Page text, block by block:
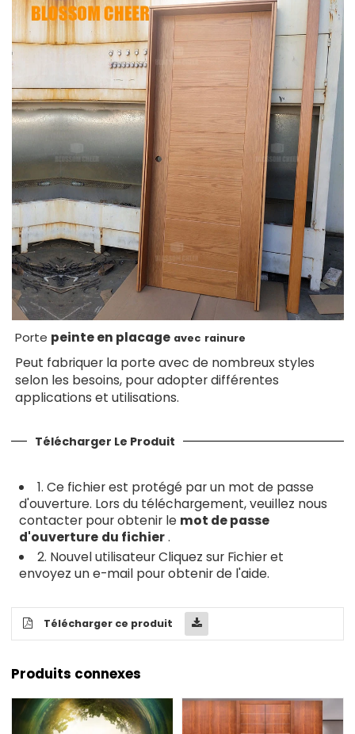
Porte peinte en placage avec rainure
Peut fabriquer la porte avec de nombreux styles
selon les besoins, pour adopter différentes
applications et utilisations.
Télécharger Le Produit
1. Ce fichier est protégé par un mot de passe
d'ouverture. Lors du téléchargement, veuillez nous
contacter pour obtenir le mot de passe
d'ouverture du fichier.
2. Nouvel utilisateur Cliquez sur Fichier et
envoyez un e-mail pour obtenir de l'aide.
Télécharger ce produit
Produits connexes